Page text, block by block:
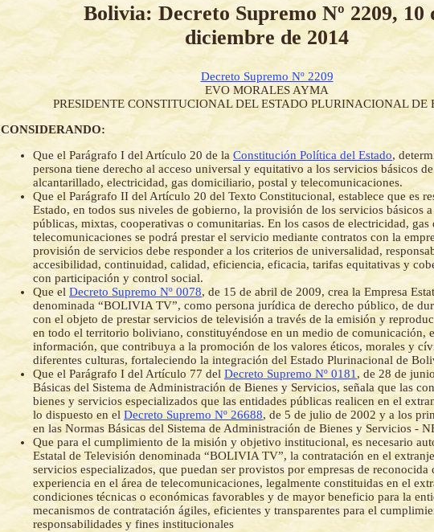
Bolivia: Decreto Supremo Nº 2209, 10
diciembre de 2014
Decreto Supremo Nº 2209
EVO MORALES AYMA
PRESIDENTE CONSTITUCIONAL DEL ESTADO PLURINACIONAL DE
CONSIDERANDO:
Que el Parágrafo I del Artículo 20 de la Constitución Política del Estado,
persona tiene derecho al acceso universal y equitativo a los servicios básicos
alcantarillado, electricidad, gas domiciliario, postal y telecomunicaciones.
Que el Parágrafo II del Artículo 20 del Texto Constitucional, establece que es
Estado, en todos sus niveles de gobierno, la provisión de los servicios básicos
públicas, mixtas, cooperativas o comunitarias. En los casos de electricidad,
telecomunicaciones se podrá prestar el servicio mediante contratos con la
provisión de servicios debe responder a los criterios de universalidad,
accesibilidad, continuidad, calidad, eficiencia, eficacia, tarifas equitativas y
con participación y control social.
Que el Decreto Supremo Nº 0078, de 15 de abril de 2009, crea la Empresa
denominada “BOLIVIA TV”, como persona jurídica de derecho público, de
con el objeto de prestar servicios de televisión a través de la emisión y
en todo el territorio boliviano, constituyéndose en un medio de comunicación,
información, que contribuya a la promoción de los valores éticos, morales y
diferentes culturas, fortaleciendo la integración del Estado Plurinacional de
Que el Parágrafo I del Artículo 77 del Decreto Supremo Nº 0181 , de 28 de
Básicas del Sistema de Administración de Bienes y Servicios, señala que las
bienes y servicios especializados que las entidades públicas realicen en el
lo dispuesto en el Decreto Supremo Nº 26688, de 5 de julio de 2002 y a los
en las Normas Básicas del Sistema de Administración de Bienes y Servicios -
Que para el cumplimiento de la misión y objetivo institucional, es necesario
Estatal de Televisión denominada “BOLIVIA TV”, la contratación en el
servicios especializados, que puedan ser provistos por empresas de reconocida
experiencia en el área de telecomunicaciones, legalmente constituidas en el
condiciones técnicas o económicas favorables y de mayor beneficio para la
mecanismos de contratación ágiles, eficientes y transparentes para el
responsabilidades y fines institucionales